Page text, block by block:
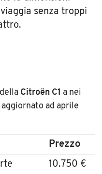
senza troppi
Citroën C1 a nei
ad aprile
Prezzo
10.750 €